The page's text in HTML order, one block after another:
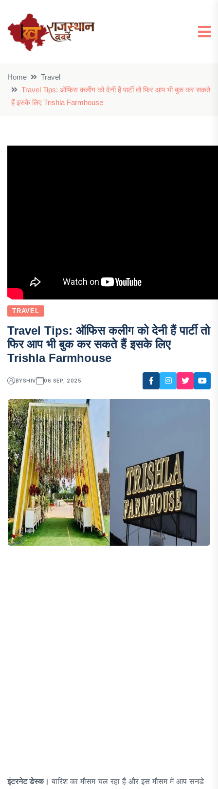
Home
Travel
Travel Tips: ऑफिस कलीग को देनी हैं पार्टी तो फिर आप भी बुक कर सकते
हैं इसके लिए Trishla Farmhouse
TRAVEL
Travel Tips: ऑफिस कलीग को देनी हैं पार्टी तो
फिर आप भी बुक कर सकते हैं इसके लिए
Trishla Farmhouse
BYSHIV 06 SEP, 2025
इंटरनेट डेस्क। बारिश का मौसम चल रहा हैं और इस मौसम में आप सनडे